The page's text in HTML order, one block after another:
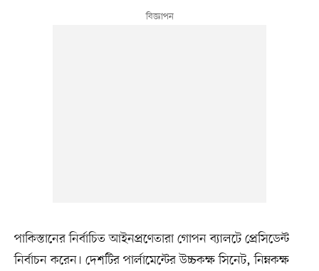
পাকিস্তানের নির্বাচিত আইনপ্রণেতারা গোপন ব্যালটে প্রেসিডেন্ট
নির্বাচন করেন। দেশটির পার্লামেন্টের উচ্চকক্ষ সিনেট, নিম্নকক্ষ